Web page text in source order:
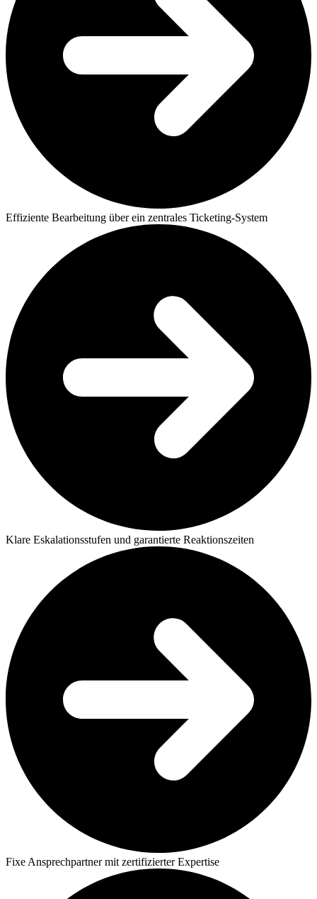
Effiziente Bearbeitung über ein zentrales Ticketing-System
Klare Eskalationsstufen und garantierte Reaktionszeiten
Fixe Ansprechpartner mit zertifizierter Expertise